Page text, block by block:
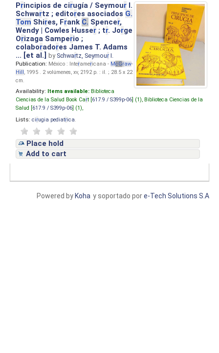
Principios de cirugía / Seymour I.
Schwartz ; editores asociados G.
Tom Shires, Frank C. Spencer,
Wendy | Cowles Husser ; tr. Jorge
Orizaga Samperio ;
colaboradores James T. Adams
... [et al.]by Schwartz, Seymour I.
Publication: México : Interamericana - McGraw-
Hill, 1995 . 2 volúmenes, xv, 2192 p. : il. ; 28.5 x 22
cm.
Availability: Items available: Biblioteca
Ciencias de la Salud Book Cart [ 617.9 / S399p-06 ] (1), Biblioteca Ciencias de la
Salud [ 617.9 / S399p-06 ] (1),
Lists: cirugia pediatrica
Place hold
Add to cart
y soportado pore-Tech Solutions S.A
Powered by Koha